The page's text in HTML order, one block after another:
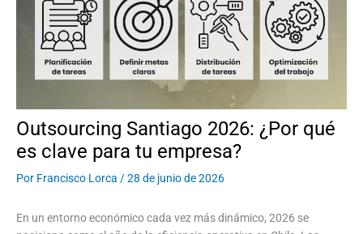
Outsourcing Santiago 2026: ¿Por qué
es clave para tu empresa?
Por Francisco Lorca /28 de junio de 2026
En un entorno económico cada vez más dinámico, 2026 se